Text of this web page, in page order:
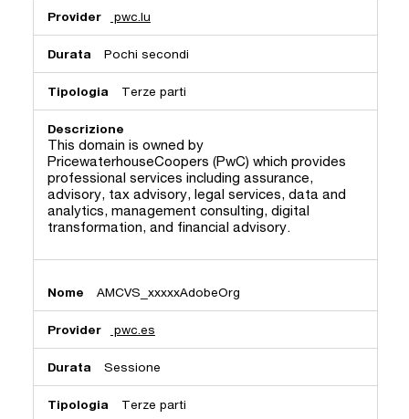
pwc.lu
Pochi secondi
Terze parti
This domain is owned by
PricewaterhouseCoopers (PwC) which provides
professional services including assurance,
advisory, tax advisory, legal services, data and
analytics, management consulting, digital
transformation, and financial advisory.
AMCVS_xxxxxAdobeOrg
pwc.es
Sessione
Terze parti